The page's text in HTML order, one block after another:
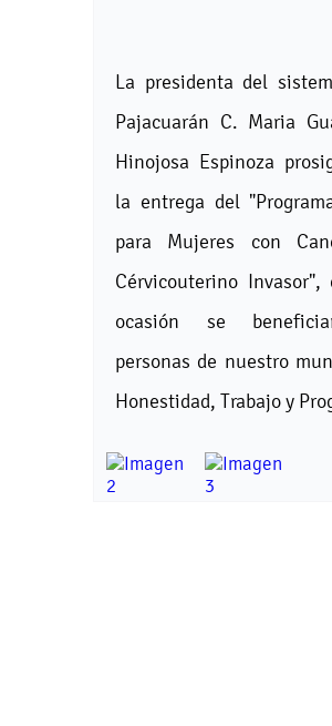
La presidenta del
Pajacuarán C. Maria
Hinojosa Espinoza
la entrega del
para Mujeres con
Cérvicouterino Invasor",
ocasión se
personas de nuestro
Honestidad, Trabajo y